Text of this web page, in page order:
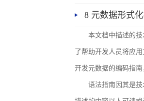
8 元数据形式
本文档中描述的
了帮助开发人员将应
开发元数据的编码指
语法指南因其是